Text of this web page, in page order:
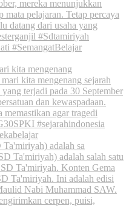
kita mengenang
adalah sa